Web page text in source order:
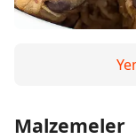
Malzemeler